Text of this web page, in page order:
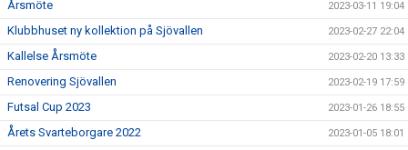
Årsmöte 2023-03-11 19:04
Klubbhuset ny kollektion på Sjövallen 2023-02-27 22:04
Kallelse Årsmöte 2023-02-20 13:33
Renovering Sjövallen 2023-02-19 17:59
Futsal Cup 2023 2023-01-26 18:55
Årets Svarteborgare 2022 2023-01-05 18:01